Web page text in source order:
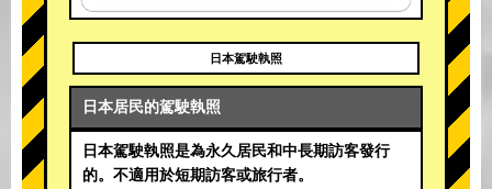
日本駕駛執照
日本居民的駕駛執照
日本駕駛執照是為永久居民和中長期訪客發行
的。不適用於短期訪客或旅行者。